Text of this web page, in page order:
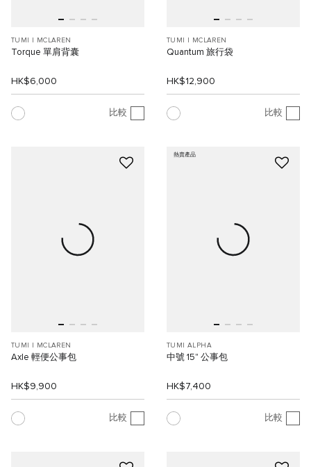
TUMI I MCLAREN
Torque 單肩背囊
HK$6,000
比較
TUMI I MCLAREN
Quantum 旅行袋
HK$12,900
比較
TUMI I MCLAREN
Axle 輕便公事包
HK$9,900
比較
熱賣產品
TUMI ALPHA
中號 15" 公事包
HK$7,400
比較